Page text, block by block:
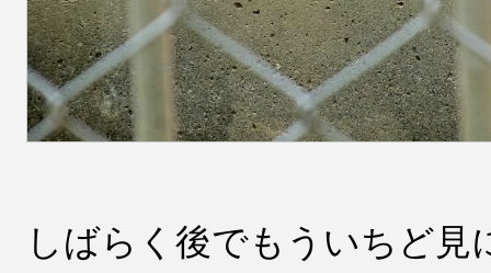
しばらく後でもういちど見